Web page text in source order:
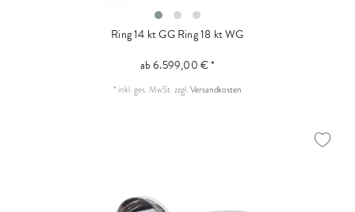
Ring 14 kt GGRing 18 kt WG
ab 6.599,00 € *
* inkl. ges. MwSt.zzgl.Versandkosten